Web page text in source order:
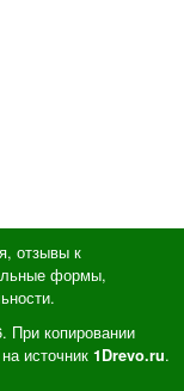
отзывы к
формы,
При копировании
источник 1Drevo.ru.